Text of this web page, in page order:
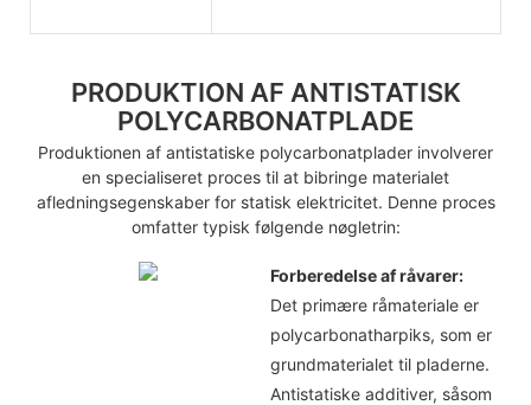
PRODUKTION AF ANTISTATISK
POLYCARBONATPLADE
Produktionen af ​​antistatiske polycarbonatplader involverer
en specialiseret proces til at bibringe materialet
afledningsegenskaber for statisk elektricitet. Denne proces
omfatter typisk følgende nøgletrin:
Forberedelse af råvarer:
Det primære råmateriale er
polycarbonatharpiks, som er
grundmaterialet til pladerne.
Antistatiske additiver, såsom